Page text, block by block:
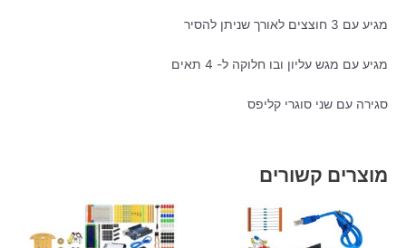
מגיע עם 3 חוצצים לאורך שניתן להסיר
מגיע עם מגש עליון ובו חלוקה ל- 4 תאים
סגירה עם שני סוגרי קליפס
מוצרים קשורים